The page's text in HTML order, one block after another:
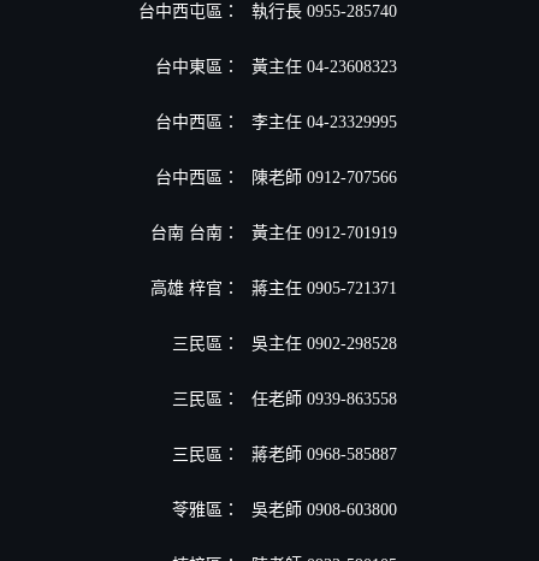
台中西屯區： 執行長 0955-285740
台中東區： 黃主任 04-23608323
台中西區： 李主任 04-23329995
台中西區： 陳老師 0912-707566
台南 台南： 黃主任 0912-701919
高雄 梓官： 蔣主任 0905-721371
三民區： 吳主任 0902-298528
三民區： 任老師 0939-863558
三民區： 蔣老師 0968-585887
苓雅區： 吳老師 0908-603800